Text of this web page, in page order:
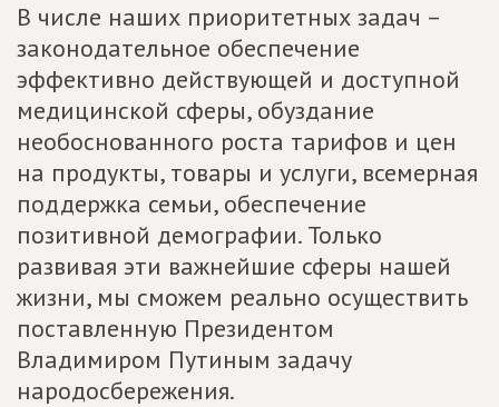
В числе наших приоритетных задач –
законодательное обеспечение
эффективно действующей и доступной
медицинской сферы, обуздание
необоснованного роста тарифов и цен
на продукты, товары и услуги, всемерная
поддержка семьи, обеспечение
позитивной демографии. Только
развивая эти важнейшие сферы нашей
жизни, мы сможем реально осуществить
поставленную Президентом
Владимиром Путиным задачу
народосбережения.